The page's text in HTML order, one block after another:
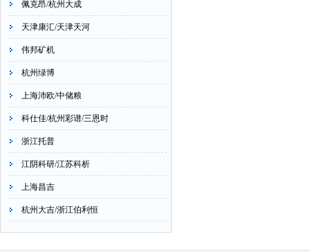
佩克昂/杭州大成
天津康汇/天津天河
伟邦矿机
杭州绿博
上海沛欧/中储粮
科仕佳/杭州彩谱/三恩时
浙江托普
江阴科研/江苏科析
上海昌吉
杭州大吉/浙江伯利恒